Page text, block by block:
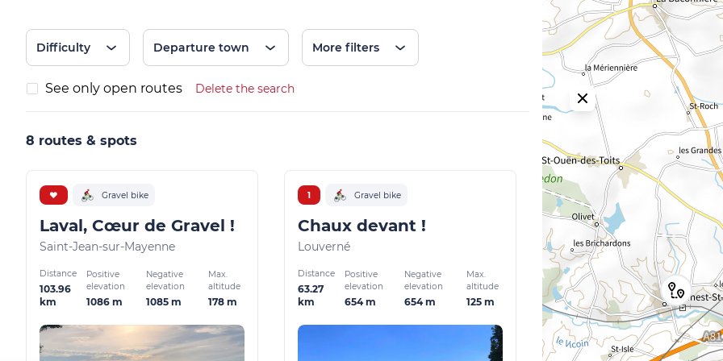
Difficulty Departure town More filters
See only open routes Delete the search
8 routes & spots
❤️ Gravel bike
Laval, Cœur de Gravel !
Saint-Jean-sur-Mayenne
Distance
103.96
km
Positive
elevation
1086 m
Negative
elevation
1085 m
Max.
altitude
178 m
1 Gravel bike
Chaux devant !
Louverné
Distance
63.27
km
Positive
elevation
654 m
Negative
elevation
654 m
Max.
altitude
125 m